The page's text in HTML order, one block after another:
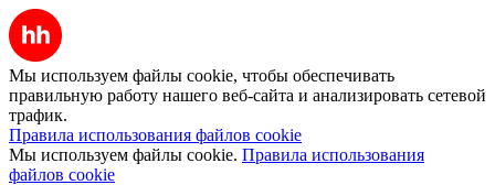
Мы используем файлы cookie, чтобы обеспечивать
правильную работу нашего веб-сайта и анализировать сетевой
трафик.
Правила использования файлов cookie
Мы используем файлы cookie. Правила использования
файлов cookie